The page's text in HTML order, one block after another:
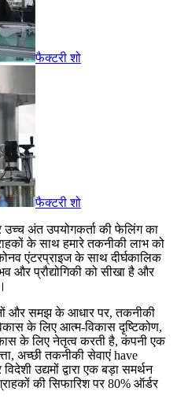
फैक्टरी शो
फैक्टरी शो
उच्च अंत उपयोगकर्ता की फेलिंग का
के साथ हमारे तकनीकी लाभ को
एंटरप्राइज के साथ दीर्घकालिक
प्रौद्योगिकी को सीखा है और
और समझ के आधार पर, तकनीकी
के लिए आत्म-विकास दृष्टिकोण,
के लिए नेतृत्व करती है, कंपनी एक
अच्छी तकनीकी सेवाएं have
उद्यमों द्वारा एक बड़ा समर्थन
की सिफारिश पर 80% ऑर्डर